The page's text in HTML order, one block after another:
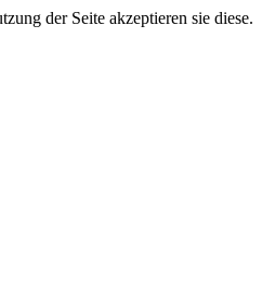
der Seite akzeptieren sie diese.